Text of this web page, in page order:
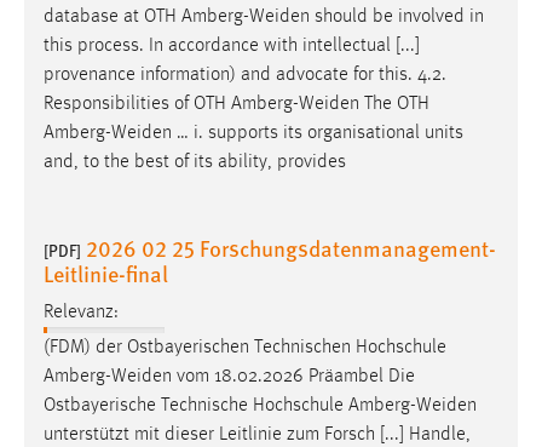
database at OTH Amberg-Weiden should be involved in
this process. In accordance with intellectual [...]
provenance information) and advocate for this. 4.2.
Responsibilities of OTH Amberg-Weiden The OTH
Amberg-Weiden … i. supports its organisational units
and, to the best of its ability, provides
[PDF] 2026 02 25 Forschungsdatenmanagement-
Leitlinie-final
Relevanz:
(FDM) der Ostbayerischen Technischen Hochschule
Amberg-Weiden vom 18.02.2026 Präambel Die
Ostbayerische Technische Hochschule Amberg-Weiden
unterstützt mit dieser Leitlinie zum Forsch [...] Handle,